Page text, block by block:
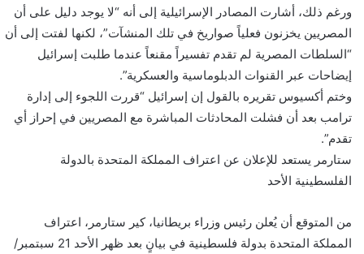
ورغم ذلك، أشارت المصادر الإسرائيلية إلى أنه “لا يوجد دليل على أن
المصريين يخزنون فعلياً صواريخ في تلك المنشآت”، لكنها لفتت إلى أن
“السلطات المصرية لم تقدم تفسيراً مقنعاً عندما طلبت إسرائيل
إيضاحات عبر القنوات الدبلوماسية والعسكرية”.
وختم أكسيوس تقريره بالقول إن إسرائيل “قررت اللجوء إلى إدارة
ترامب بعد أن فشلت المحادثات المباشرة مع المصريين في إحراز أي
تقدم”.
ستارمر يستعد للإعلان عن اعتراف المملكة المتحدة بالدولة
الفلسطينية الأحد
من المتوقع أن يُعلن رئيس وزراء بريطانيا، كير ستارمر، اعتراف
المملكة المتحدة بدولة فلسطينية في بيانٍ بعد ظهر الأحد 21 سبتمبر/